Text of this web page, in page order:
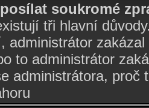
soukromé
tři hlavní
administrátor
to administrátor
administrátora, proč